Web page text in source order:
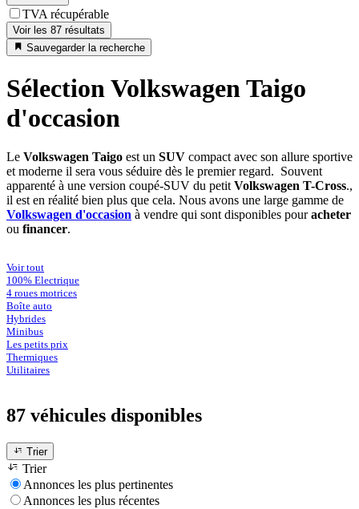
TVA récupérable
Voir les 87 résultats
Sauvegarder la recherche
Sélection Volkswagen Taigo
d'occasion
Le Volkswagen Taigo est un SUV compact avec son allure sportive
et moderne il sera vous séduire dès le premier regard. Souvent
apparenté à une version coupé-SUV du petit Volkswagen T-Cross.,
il est en réalité bien plus que cela. Nous avons une large gamme de
Volkswagen d'occasion à vendre qui sont disponibles pouracheter
ou financer.
Voir tout
100% Electrique
4 roues motrices
Boîte auto
Hybrides
Minibus
Les petits prix
Thermiques
Utilitaires
87 véhicules disponibles
Trier
Trier
Annonces les plus pertinentes
Annonces les plus récentes